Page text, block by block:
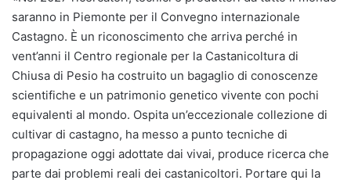
saranno in Piemonte per il Convegno internazionale
Castagno. È un riconoscimento che arriva perché in
vent’anni il Centro regionale per la Castanicoltura di
Chiusa di Pesio ha costruito un bagaglio di conoscenze
scientifiche e un patrimonio genetico vivente con pochi
equivalenti al mondo. Ospita un’eccezionale collezione di
cultivar di castagno, ha messo a punto tecniche di
propagazione oggi adottate dai vivai, produce ricerca che
parte dai problemi reali dei castanicoltori. Portare qui la